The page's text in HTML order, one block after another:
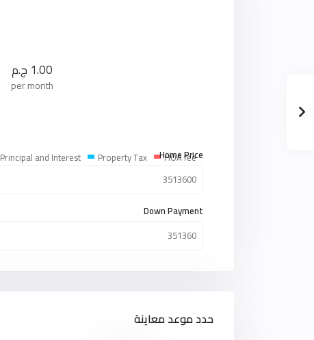
1.00 ج.م
per month
Principal and Interest Property Tax HOA fee
Home Price
Down Payment
حدد موعد معاينة